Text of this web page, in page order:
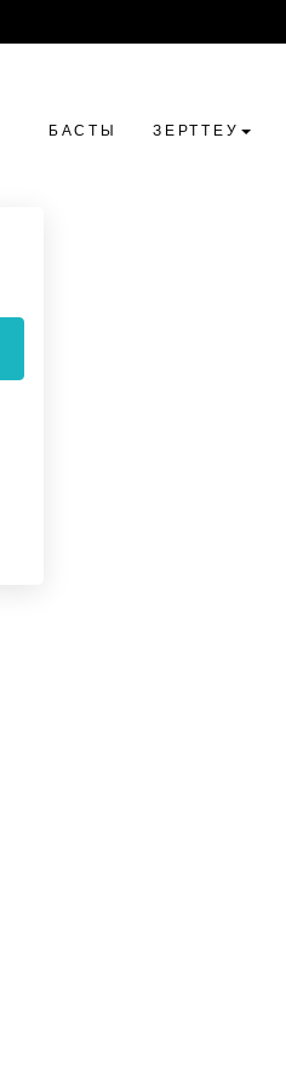
БАСТЫ ЗЕРТТЕУ